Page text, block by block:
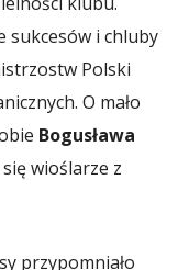
sukcesów i chluby
Polski
O mało
Bogusława
wioślarze z
przypomniało